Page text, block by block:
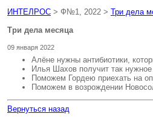
ИНТЕЛРОС > Ф№1, 2022 > Три дела
Три дела месяца
09 января 2022
Алёне нужны антибиотики,
Илья Шахов получит так
Поможем Гордею приехать на
Поможем в возрождении
Вернуться назад